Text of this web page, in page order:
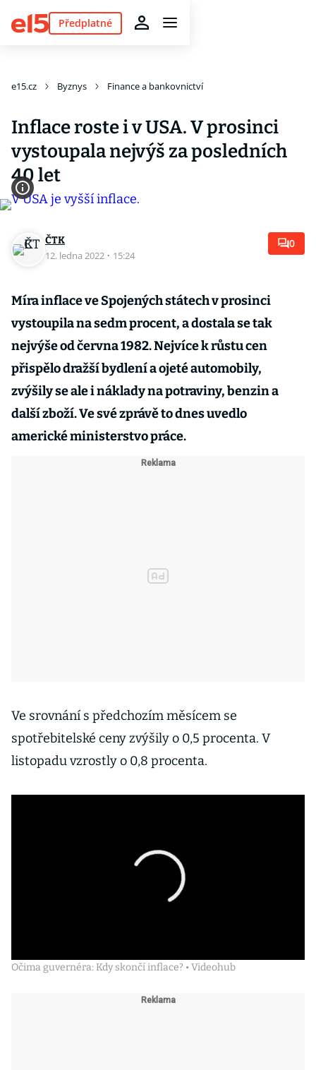
Předplatné
e15.cz Byznys Finance a bankovnictví
Inflace roste i v USA. V prosinci
vystoupala nejvýš za posledních
40 let
ČTK
12. ledna 2022 · 15:24
0
Míra inflace ve Spojených státech v prosinci
vystoupila na sedm procent, a dostala se tak
nejvýše od června 1982. Nejvíce k růstu cen
přispělo dražší bydlení a ojeté automobily,
zvýšily se ale i náklady na potraviny, benzin a
další zboží. Ve své zprávě to dnes uvedlo
americké ministerstvo práce.
Ve srovnání s předchozím měsícem se
spotřebitelské ceny zvýšily o 0,5 procenta. V
listopadu vzrostly o 0,8 procenta.
Očima guvernéra: Kdy skončí inflace? • Videohub